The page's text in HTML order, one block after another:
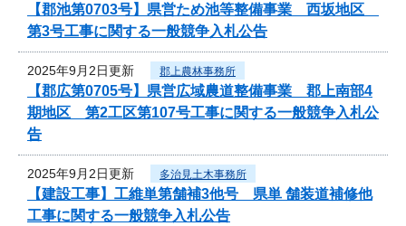
【郡池第0703号】県営ため池等整備事業 西坂地区
第3号工事に関する一般競争入札公告
2025年9月2日更新 郡上農林事務所
【郡広第0705号】県営広域農道整備事業 郡上南部4
期地区 第2工区第107号工事に関する一般競争入札公
告
2025年9月2日更新 多治見土木事務所
【建設工事】工維単第舗補3他号 県単 舗装道補修他
工事に関する一般競争入札公告